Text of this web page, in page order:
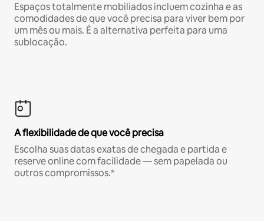
Espaços totalmente mobiliados incluem cozinha e as
comodidades de que você precisa para viver bem por
um mês ou mais. É a alternativa perfeita para uma
sublocação.
A flexibilidade de que você precisa
Escolha suas datas exatas de chegada e partida e
reserve online com facilidade — sem papelada ou
outros compromissos.*